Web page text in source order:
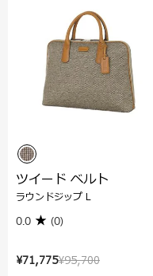
¥95,700
¥71,775
ツイード ベルト
ラウンドジップ L
0.0 (0)